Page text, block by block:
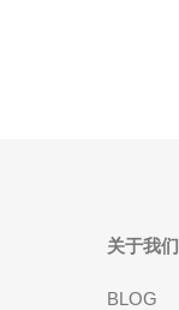
关于我们
BLOG